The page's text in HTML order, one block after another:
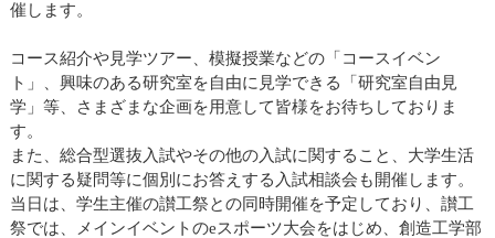
催します。
コース紹介や見学ツアー、模擬授業などの「コースイベン
ト」、興味のある研究室を自由に見学できる「研究室自由見
学」等、さまざまな企画を用意して皆様をお待ちしておりま
す。
また、総合型選抜入試やその他の入試に関すること、大学生活
に関する疑問等に個別にお答えする入試相談会も開催します。
当日は、学生主催の讃工祭との同時開催を予定しており、讃工
祭では、メインイベントのeスポーツ大会をはじめ、創造工学部